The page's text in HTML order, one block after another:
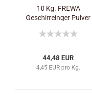
10 Kg. FREWA
Geschirreinger Pulver
44,48 EUR
4,45 EUR pro Kg.